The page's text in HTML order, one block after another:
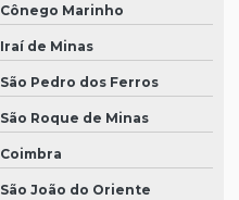
Cônego Marinho
Iraí de Minas
São Pedro dos Ferros
São Roque de Minas
Coimbra
São João do Oriente